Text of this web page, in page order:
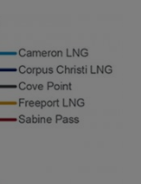
PGNiG na
w trzecim
W 2019
roku łącznie 39
odbierał już 11
więc zakładany
Dodatkowo,
gazu